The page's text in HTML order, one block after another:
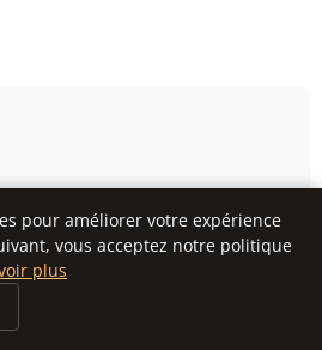
boîte mail.
pour améliorer votre expérience
vous acceptez notre politique
plus